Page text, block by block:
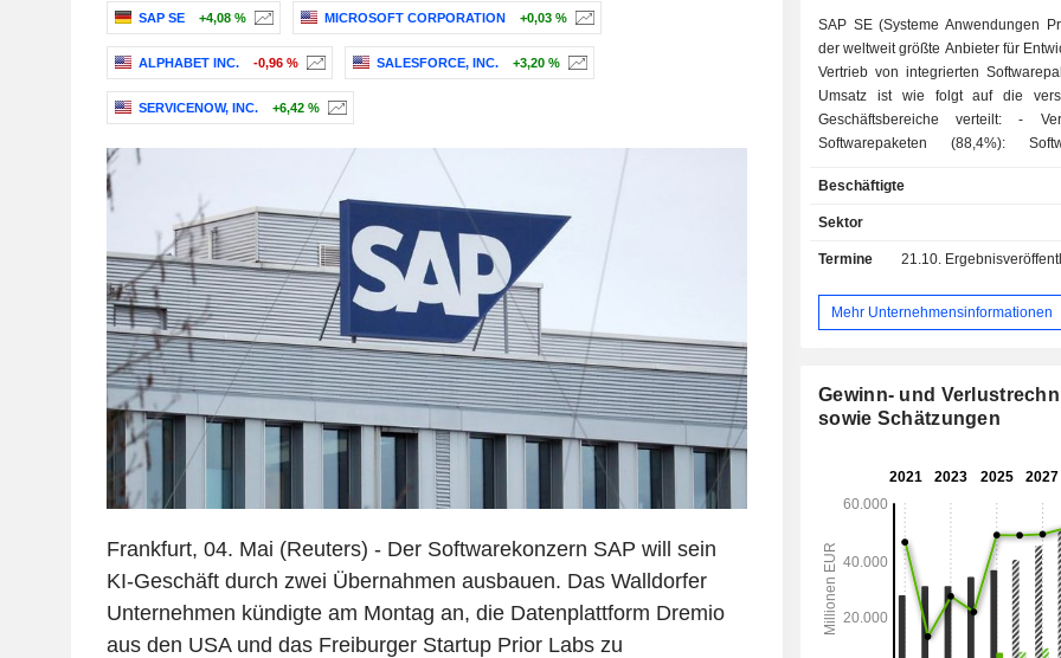
SAP SE +4,08 % MICROSOFT CORPORATION +0,03 %
ALPHABET INC. -0,96 % SALESFORCE, INC. +3,20 %
SERVICENOW, INC. +6,42 %
Frankfurt, 04. Mai (Reuters) - Der Softwarekonzern SAP will sein
KI-Geschäft durch zwei Übernahmen ausbauen. Das Walldorfer
Unternehmen kündigte am Montag an, die Datenplattform Dremio
aus den USA und das Freiburger Startup Prior Labs zu
SAP SE (Systeme Anwendungen
der weltweit größte Anbieter für
Vertrieb von integrierten
Umsatz ist wie folgt auf die
Geschäftsbereiche verteilt: - Verkauf von
Softwarepaketen (88,4%):
Verwaltung der
Nachschublieferungen, usw. Darüber
Dienstleistungen im Bereich
Beratung und Schulungen. Geographisch
gesehen verteilt sich der Umsatz
Nord- und Südamerika (8%), Japan
Asien / Pazifik (10,1%).
Beschäftigte
Sektor
Termine 21.10.
Mehr Unternehmensinformationen
Gewinn- und
sowie Schätzungen